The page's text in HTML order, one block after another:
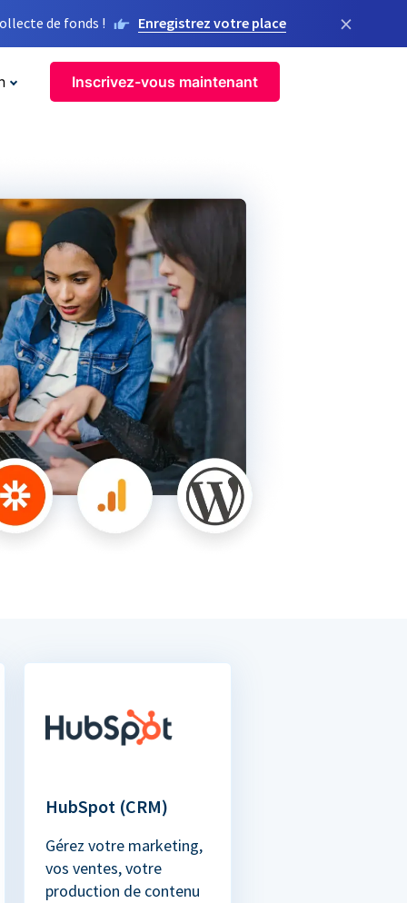
de fonds ! Enregistrez votre place ×
Inscrivez-vous maintenant
HubSpot (CRM)
Gérez votre marketing,
vos ventes, votre
production de contenu